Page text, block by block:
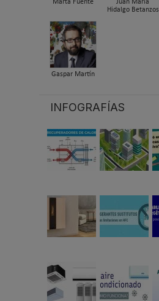
Marta Fuente
Juan María
Hidalgo Betanzos
Gaspar Martín
INFOGRAFÍAS